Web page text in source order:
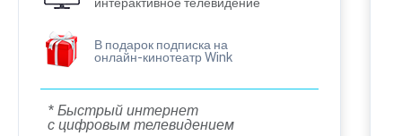
В подарок подписка на
онлайн-кинотеатр Wink
* Быстрый интернет
с цифровым телевидением